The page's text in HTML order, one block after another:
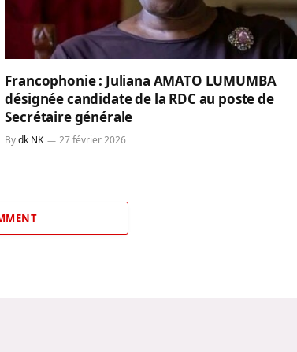
Francophonie : Juliana AMATO LUMUMBA
désignée candidate de la RDC au poste de
Secrétaire générale
By dk NK 27 février 2026